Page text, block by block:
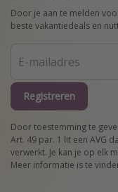
Door je aan te melden
beste vakantiedeals en
Registreren
Door toestemming te
Art. 49 par. 1 lit een AVG
verwerkt. Je kan je op elk
Meer informatie is te